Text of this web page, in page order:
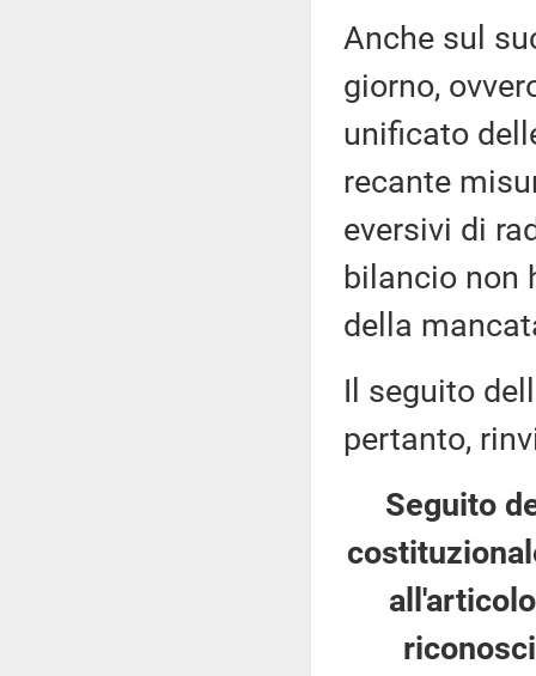
Anche sul
giorno,
unificato
recante
eversivi di
bilancio non
della
Il seguito
pertanto,
Seguito